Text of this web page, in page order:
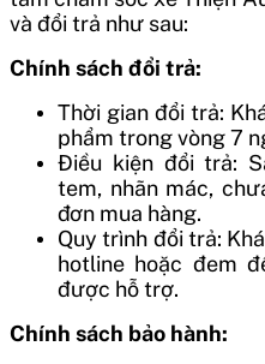
và đổi trả như sau:
Chính sách đổi trả:
Thời gian đổi trả:
phẩm trong vòng 7
Điều kiện đổi trả:
tem, nhãn mác,
đơn mua hàng.
Quy trình đổi trả:
hotline hoặc đem
được hỗ trợ.
Chính sách bảo hành: